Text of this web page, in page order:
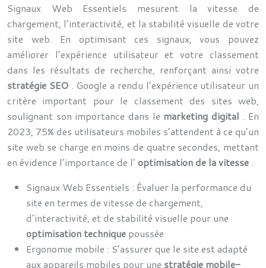
Signaux Web Essentiels mesurent la vitesse de
chargement, l’interactivité, et la stabilité visuelle de votre
site web. En optimisant ces signaux, vous pouvez
améliorer l’expérience utilisateur et votre classement
dans les résultats de recherche, renforçant ainsi votre
stratégie SEO . Google a rendu l’expérience utilisateur un
critère important pour le classement des sites web,
soulignant son importance dans le marketing digital . En
2023, 75% des utilisateurs mobiles s’attendent à ce qu’un
site web se charge en moins de quatre secondes, mettant
en évidence l’importance de l’ optimisation de la vitesse .
Signaux Web Essentiels : Évaluer la performance du
site en termes de vitesse de chargement,
d’interactivité, et de stabilité visuelle pour une
optimisation technique poussée
Ergonomie mobile : S’assurer que le site est adapté
aux appareils mobiles pour une stratégie mobile-